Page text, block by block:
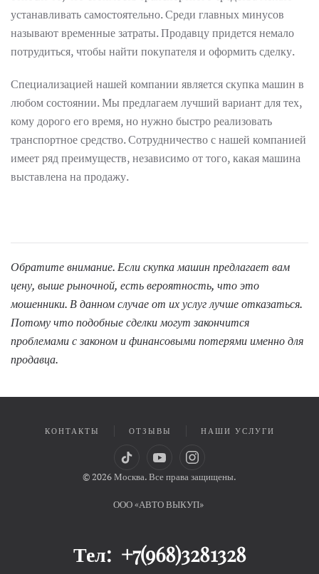
устанавливать самостоятельно. Среди главных минусов
называют временные затраты. Продавцу придется немало
потрудиться, чтобы найти покупателя и оформить сделку.
Специализацией нашей компании является скупка машин в
любом состоянии. Мы предлагаем лучший вариант для тех,
кому дорого его время, но нужно быстро реализовать
транспортное средство. Сотрудничество с нашей компанией
имеет ряд преимуществ, независимо от того, какая машина
выставлена на продажу.
Обратите внимание. Если скупка машин предлагает вам
цену, выше рыночной, есть вероятность, что это
мошенники. В данном случае от их услуг лучше отказаться.
Потому что подобные сделки могут закончится
проблемами с законом и финансовыми потерями именно для
продавца.
КОНТАКТЫ ОТЗЫВЫ НАШИ УСЛУГИ
©2026Москва. Все права защищены.
ООО «АВТО ВЫКУП»
Тел: +7(968)3281328